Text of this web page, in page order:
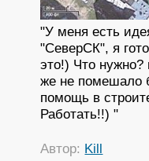
"У меня есть
"СеверСК", я
это!) Что
же не помешало
помощь в
Работать!!) "
Автор: Kill